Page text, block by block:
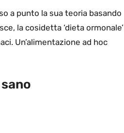
a punto la sua teoria basando
la cosidetta ‘dieta ormonale’
Un’alimentazione ad hoc